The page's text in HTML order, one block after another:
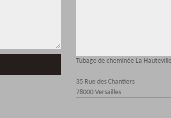
Tubage de cheminée La
35 Rue des Chantiers
78000 Versailles